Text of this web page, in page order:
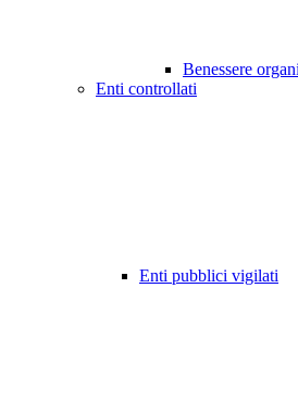
Benessere
Enti controllati
Enti pubblici vigilati